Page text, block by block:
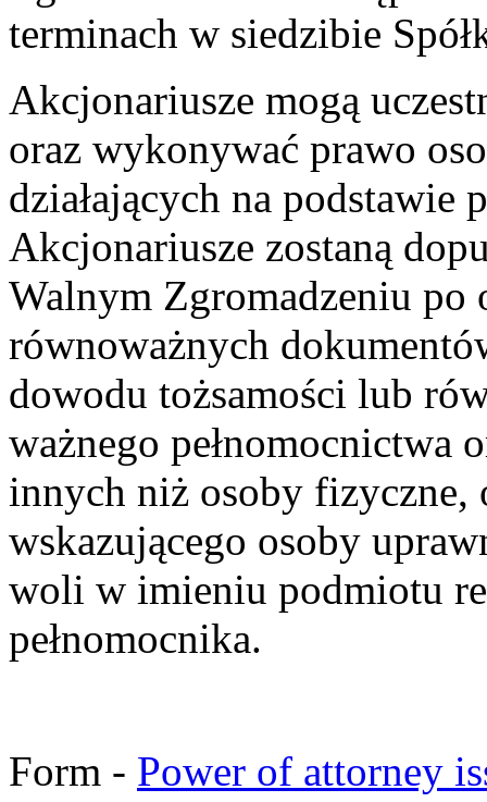
terminach w siedzibie
Akcjonariusze mogą
oraz wykonywać prawo
działających na podstawie
Akcjonariusze zostaną
Walnym Zgromadzeniu po
równoważnych
dowodu tożsamości lub
ważnego pełnomocnictwa
innych niż osoby fizyczne,
wskazującego osoby
woli w imieniu podmiotu
pełnomocnika.
Form - Power of attorney